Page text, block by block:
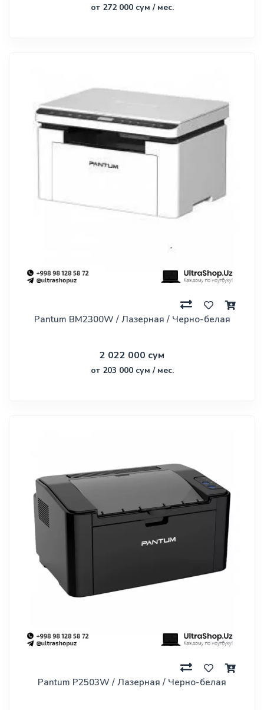
от 272 000 сум / мес.
Pantum BM2300W / Лазерная / Черно-белая
2 022 000 сум
от 203 000 сум / мес.
Pantum P2503W / Лазерная / Черно-белая